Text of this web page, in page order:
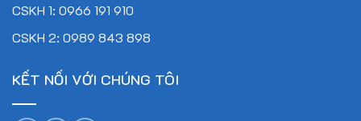
CSKH 1: 0966 191 910
CSKH 2: 0989 843 898
KẾT NỐI VỚI CHÚNG TÔI